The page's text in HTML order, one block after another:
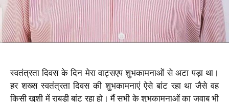
स्वतंत्रता दिवस के दिन मेरा वाट्सएप शुभकामनाओं से अटा पड़ा था।
हर शख्स स्वतंत्रता दिवस की शुभकामनाएं ऐसे बांट रहा था जैसे वह
किसी खुशी में राबड़ी बांट रहा हो। मैं सभी के शुभकामनाओं का जवाब भी